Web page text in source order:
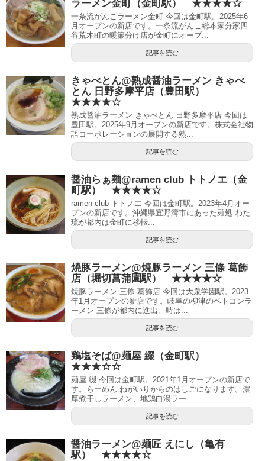
ラーメン金町（金町駅） ★★★★☆
一条流がんこラーメン金町 今回は金町駅。2025年6
月オープンの新店です。一条流がんこ総本家分家四
谷荒木町の暖簾分け店が金町にオープ...
記事を読む
きゃべとん@熟成醤油ラーメン きゃべ
とん 日野多摩平店（豊田駅）
★★★★☆
熟成醤油ラーメン きゃべとん 日野多摩平店 今回は
豊田駅。2025年9月オープンの新店です。株式会社物
語コーポレーションの展開する熟...
記事を読む
醤油らぁ麺@ramen club トトノエ（金
町駅） ★★★★☆
ramen club トトノエ 今回は金町駅。2023年4月オー
プンの新店です。沖縄県宜野湾市にあった麺処 わた
琉が都内は金町に移転...
記事を読む
焼豚ラーメン@焼豚ラーメン 三條 葛飾
店（堀切菖蒲園駅） ★★★★☆
焼豚ラーメン 三條 葛飾店 今回は大泉学園駅。2023
年1月オープンの新店です。岐阜の柳津のベトコンラ
ーメン 三條が都内に進出。時は...
記事を読む
鶏塩そば@麺屋 綴（金町駅）
★★★☆☆
麺屋 綴 今回は金町駅。2021年1月オープンの新店で
す。らーめん ねがいりからのはしごになります。濃
厚煮干しラーメン、地鶏白湯ラー...
記事を読む
醤油ラーメン@麺匠 えにし（亀有
駅） ★★★★☆